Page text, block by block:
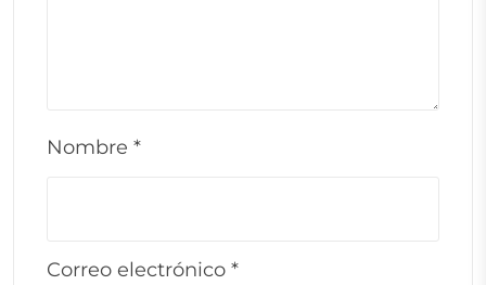
Nombre *
Correo electrónico *